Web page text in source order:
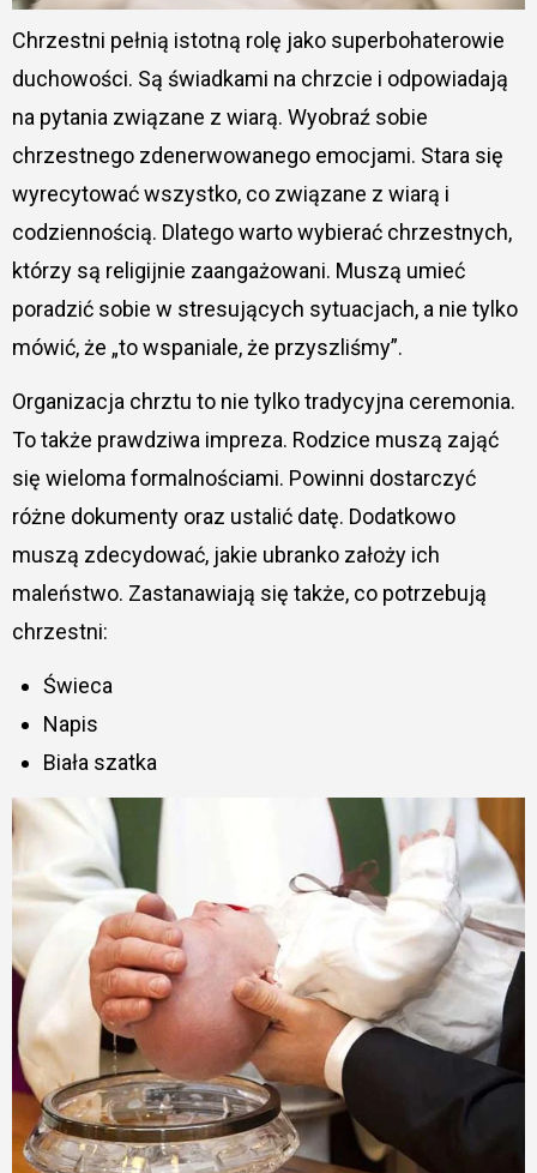
Chrzestni pełnią istotną rolę jako superbohaterowie
duchowości. Są świadkami na chrzcie i odpowiadają
na pytania związane z wiarą. Wyobraź sobie
chrzestnego zdenerwowanego emocjami. Stara się
wyrecytować wszystko, co związane z wiarą i
codziennością. Dlatego warto wybierać chrzestnych,
którzy są religijnie zaangażowani. Muszą umieć
poradzić sobie w stresujących sytuacjach, a nie tylko
mówić, że „to wspaniale, że przyszliśmy”.
Organizacja chrztu to nie tylko tradycyjna ceremonia.
To także prawdziwa impreza. Rodzice muszą zająć
się wieloma formalnościami. Powinni dostarczyć
różne dokumenty oraz ustalić datę. Dodatkowo
muszą zdecydować, jakie ubranko założy ich
maleństwo. Zastanawiają się także, co potrzebują
chrzestni:
Świeca
Napis
Biała szatka